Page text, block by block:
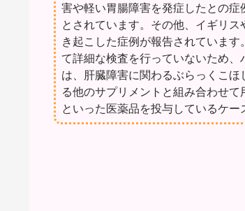
害や軽い胃腸障害を発症したとの
とされています。その他、イギリ
き起こした症例が報告されていま
て詳細な検査を行っていないため
は、肝臓障害に関わるぶらっくこ
る他のサプリメントと組み合わせ
といった医薬品を投与しているケー